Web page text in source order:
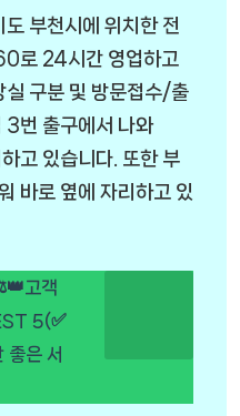
부천시에 위치한 전
24시간 영업하고
실 구분 및 방문접수/출
3번 출구에서 나와
고 있습니다. 또한 부
바로 옆에 자리하고 있
고객
5(✅
좋은 서